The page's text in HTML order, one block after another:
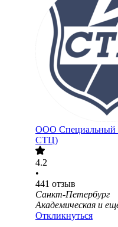
ООО Специальный
СТЦ)
4.2
•
441 отзыв
Санкт-Петербург
Академическая и
Откликнуться